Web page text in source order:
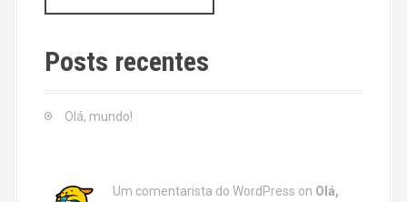
a
c
h
Posts recentes
Olá, mundo!
Um comentarista do WordPress on Olá,